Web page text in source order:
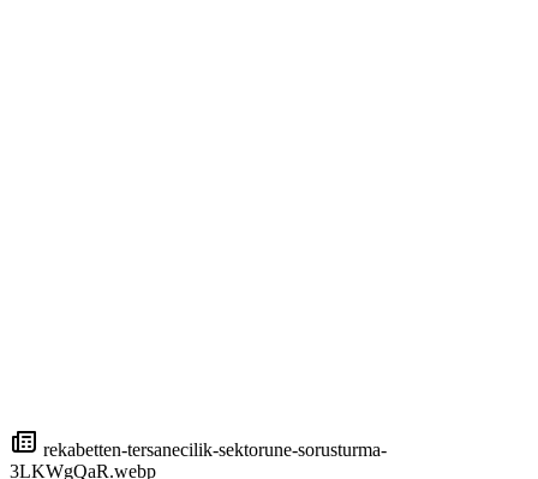
rekabetten-tersanecilik-sektorune-sorusturma-
3LKWgQaR.webp